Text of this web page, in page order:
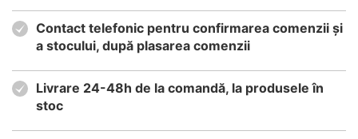
Contact telefonic pentru confirmarea comenzii și
a stocului, după plasarea comenzii
Livrare 24-48h de la comandă, la produsele în
stoc